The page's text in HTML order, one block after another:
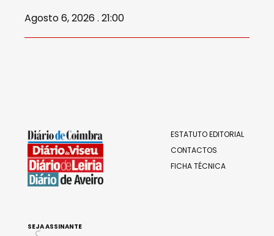
Agosto 6, 2026 . 21:00
ESTATUTO EDITORIAL
CONTACTOS
FICHA TÉCNICA
SEJA ASSINANTE